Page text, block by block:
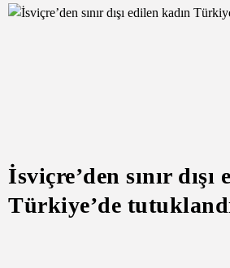
İsviçre’den sınır dışı
Türkiye’de